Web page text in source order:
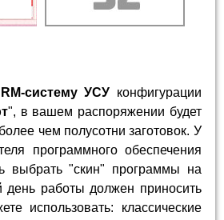
систему УСУ конфигурации
", в вашем распоряжении будет
чем полусотни заготовок. У
программного обеспечения
выбрать "скин" программы на
день работы должен приносить
использовать: классические